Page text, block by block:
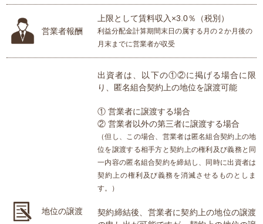
営業者報酬
上限として賃料収入×3.0％（税別）
利益分配金計算期間末日の属する月の２か月後の
月末までに営業者が収受
地位の譲渡
出資者は、以下の①②に掲げる場合に限
り、匿名組合契約上の地位を譲渡可能
① 営業者に譲渡する場合
② 営業者以外の第三者に譲渡する場合
（但し、この場合、営業者は匿名組合契約上の地
位を譲渡する相手方と契約上の権利及び義務と同
一内容の匿名組合契約を締結し、同時に出資者は
契約上の権利及び義務を消滅させるものとしま
す。）
契約締結後、営業者に契約上の地位の譲渡